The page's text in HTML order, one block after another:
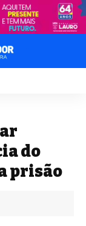
do
prisão